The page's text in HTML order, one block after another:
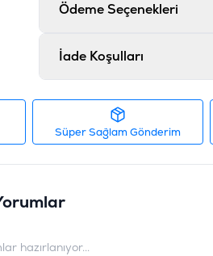
Ödeme Seçenekleri
İade Koşulları
Süper Sağlam Gönderim
hazırlanıyor...